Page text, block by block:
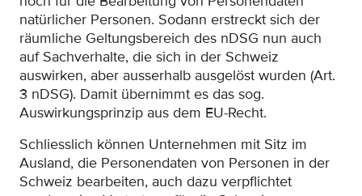
natürlicher Personen. Sodann erstreckt sich der
räumliche Geltungsbereich des nDSG nun auch
auf Sachverhalte, die sich in der Schweiz
auswirken, aber ausserhalb ausgelöst wurden (Art.
3 nDSG). Damit übernimmt es das sog.
Auswirkungsprinzip aus dem EU-Recht.
Schliesslich können Unternehmen mit Sitz im
Ausland, die Personendaten von Personen in der
Schweiz bearbeiten, auch dazu verpflichtet